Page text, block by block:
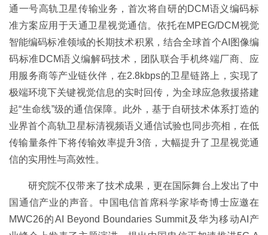
通一号高轨卫星传输业务，首次将自研的DCM语义编码标
准方案应用于天通卫星视觉通信。依托在MPEG/DCM视觉
智能编码标准领域的长期技术积累，结合全球首个AI图像编
码标准DCM语义编解码技术，团队联合手机终端厂商、应
用服务商等产业链伙伴，在2.8kbps的卫星链路上，实现了
极端环境下关键视觉信息的实时回传，为全球应急救援搭建
起“生命线”级的通信保障。此外，基于自研技术体系打造的
业界首个高轨卫星标清视频语义通信试验也同步亮相，在低
传输量条件下将传输效率提升3倍，大幅提升了卫星视觉通
信的实用性与高效性。
研究院不仅带来了技术成果，更在国际舞台上发出了中
国通信产业的声音。中国电信首席科学家毕奇博士应邀在
MWC26的AI Beyond Boundaries Summit及华为移动AI产